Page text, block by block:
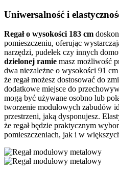
Uniwersalność i
Regał o wysokości 183 cm
pomieszczeniu, oferując
narzędzi, pudełek czy innych
dzielonej ramie masz możliwość
dwa niezależne o wysokości 91
że regał możesz dostosować do
dodatkowe miejsce do
mogą być używane osobno lub
tworzenie modułowych zabudów
przestrzeni, jaką dysponujesz.
że regał będzie praktycznym
pomieszczeniach, jak i w